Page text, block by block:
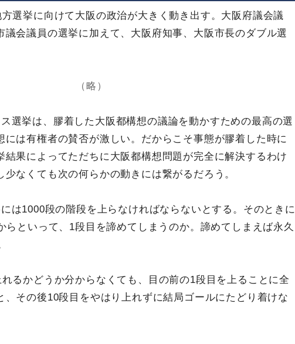
選挙に向けて大阪の政治が大きく動き出す。大阪府議会議
議会議員の選挙に加えて、大阪府知事、大阪市長のダブル選
（略）
選挙は、膠着した大阪都構想の議論を動かすための最高の選
には有権者の賛否が激しい。だからこそ事態が膠着した時に
結果によってただちに大阪都構想問題が完全に解決するわけ
なくても次の何らかの動きには繋がるだろう。
は1000段の階段を上らなければならないとする。そのときに
らといって、1段目を諦めてしまうのか。諦めてしまえば永久
るかどうか分からなくても、目の前の1段目を上ることに全
、その後10段目をやはり上れずに結局ゴールにたどり着けな